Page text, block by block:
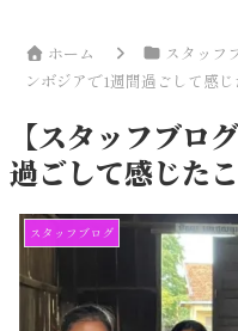
ホーム スタッフ
ンボジアで1週間過ごして感じ
【スタッフブロ
過ごして感じた
スタッフブログ